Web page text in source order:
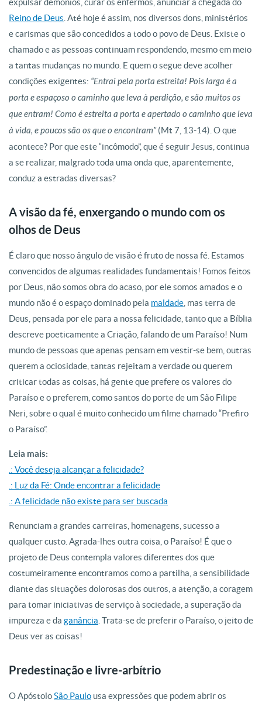
expulsar demônios, curar os enfermos, anunciar a chegada do
Reino de Deus. Até hoje é assim, nos diversos dons, ministérios
e carismas que são concedidos a todo o povo de Deus. Existe o
chamado e as pessoas continuam respondendo, mesmo em meio
a tantas mudanças no mundo. E quem o segue deve acolher
condições exigentes: “Entrai pela porta estreita! Pois larga é a
porta e espaçoso o caminho que leva à perdição, e são muitos os
que entram! Como é estreita a porta e apertado o caminho que leva
à vida, e poucos são os que o encontram”(Mt 7, 13-14). O que
acontece? Por que este “incômodo”, que é seguir Jesus, continua
a se realizar, malgrado toda uma onda que, aparentemente,
conduz a estradas diversas?
A visão da fé, enxergando o mundo com os
olhos de Deus
É claro que nosso ângulo de visão é fruto de nossa fé. Estamos
convencidos de algumas realidades fundamentais! Fomos feitos
por Deus, não somos obra do acaso, por ele somos amados e o
mundo não é o espaço dominado pela maldade, mas terra de
Deus, pensada por ele para a nossa felicidade, tanto que a Bíblia
descreve poeticamente a Criação, falando de um Paraíso! Num
mundo de pessoas que apenas pensam em vestir-se bem, outras
querem a ociosidade, tantas rejeitam a verdade ou querem
criticar todas as coisas, há gente que prefere os valores do
Paraíso e o preferem, como santos do porte de um São Filipe
Neri, sobre o qual é muito conhecido um filme chamado “Prefiro
o Paraíso”.
Leia mais:
.: Você deseja alcançar a felicidade?
.: Luz da Fé: Onde encontrar a felicidade
.: A felicidade não existe para ser buscada
Renunciam a grandes carreiras, homenagens, sucesso a
qualquer custo. Agrada-lhes outra coisa, o Paraíso! É que o
projeto de Deus contempla valores diferentes dos que
costumeiramente encontramos como a partilha, a sensibilidade
diante das situações dolorosas dos outros, a atenção, a coragem
para tomar iniciativas de serviço à sociedade, a superação da
impureza e da ganância. Trata-se de preferir o Paraíso, o jeito de
Deus ver as coisas!
Predestinação e livre-arbítrio
O ApóstoloSão Paulo usa expressões que podem abrir os